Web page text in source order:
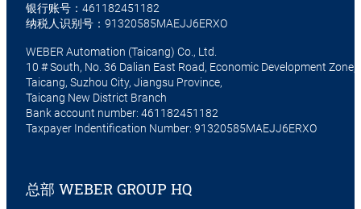
银行账号：461182451182
纳税人识别号：91320585MAEJJ6ERXO
WEBER Automation (Taicang) Co., Ltd.
10 # South, No. 36 Dalian East Road, Economic Development Zone,
Taicang, Suzhou City, Jiangsu Province,
Taicang New District Branch
Bank account number: 461182451182
Taxpayer Indentification Number: 91320585MAEJJ6ERXO
总部 WEBER GROUP HQ